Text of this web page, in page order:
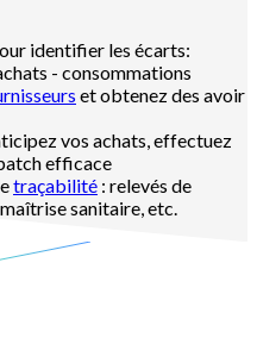
identifier les écarts:
- consommations
et obtenez des avoir
vos achats, effectuez
efficace
traçabilité : relevés de
sanitaire, etc.